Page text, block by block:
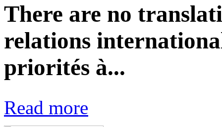
There are no
relations
priorités à...
Read more